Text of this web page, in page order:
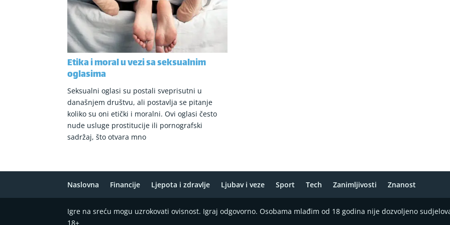
Etika i moral u vezi sa seksualnim
oglasima
Seksualni oglasi su postali sveprisutni u
današnjem društvu, ali postavlja se pitanje
koliko su oni etički i moralni. Ovi oglasi često
nude usluge prostitucije ili pornografski
sadržaj, što otvara mno
Naslovna Financije Ljepota i zdravlje Ljubav i veze Sport Tech Zanimljivosti Znanost
Igre na sreću mogu uzrokovati ovisnost. Igraj odgovorno. Osobama mlađim od 18 godina nije dozvoljeno
18+